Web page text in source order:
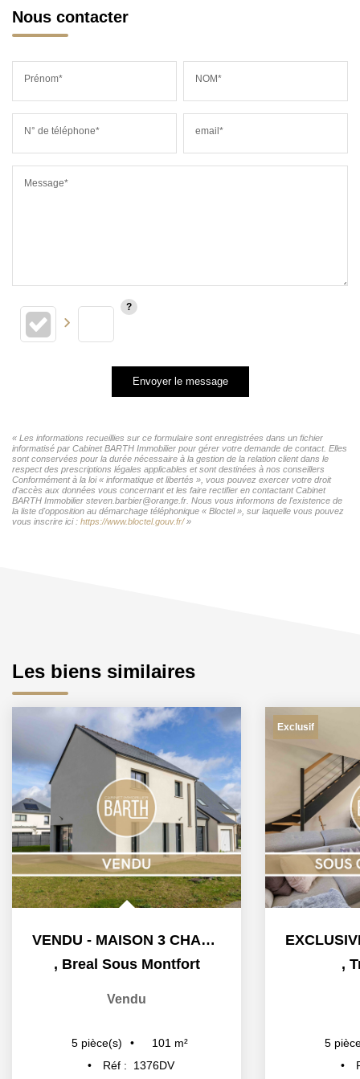
Nous contacter
Prénom* NOM*
N° de téléphone* email*
Message*
Envoyer le message
« Les informations recueillies sur ce formulaire sont enregistrées dans un fichier
informatisé par Cabinet BARTH Immobilier pour gérer votre demande de contact. Elles
sont conservées pour la durée nécessaire à la gestion de la relation client dans le
respect des prescriptions légales applicables et sont destinées à nos conseillers
Conformément à la loi « informatique et libertés », vous pouvez exercer votre droit
d'accès aux données vous concernant et les faire rectifier en contactant Cabinet
BARTH Immobilier steven.barbier@orange.fr. Nous vous informons de l'existence de
la liste d'opposition au démarchage téléphonique « Bloctel », sur laquelle vous pouvez
vous inscrire ici : https://www.bloctel.gouv.fr/»
Les biens similaires
VENDU - MAISON 3 CHAMBRES - GARAGE - JARDIN -...
, Breal Sous Montfort
Vendu
5 pièce(s) 101 m²
Réf :
1376DV
Exclusif
,
5